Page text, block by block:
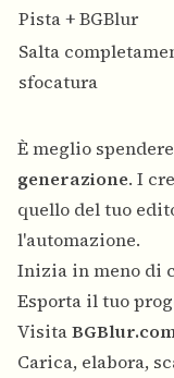
Pista + BGBlur
Salta
sfocatura
È meglio
generazione. I
quello del tuo
l'automazione.
Inizia in meno di
Esporta il tuo
Visita
Carica, elabora,